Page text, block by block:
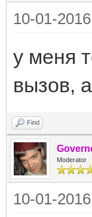
10-01-
у меня
вызов,
Find
Moderator
10-01-